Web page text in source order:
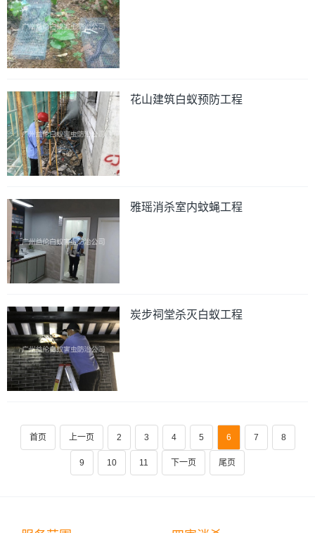
花山建筑白蚁预防工程
雅瑶消杀室内蚊蝇工程
炭步祠堂杀灭白蚁工程
首页 上一页 2 3 4 5 6 7 8
9 10 11 下一页 尾页